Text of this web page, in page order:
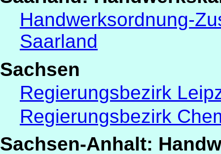
Handwerksordnung-
Saarland
Sachsen
Regierungsbezirk
Regierungsbezirk
Sachsen-Anhalt: